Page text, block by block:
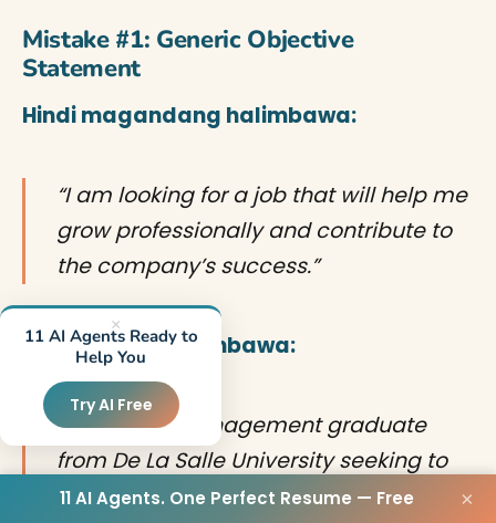
Mistake #1: Generic Objective
Statement
Hindi magandang halimbawa:
“I am looking for a job that will help me
grow professionally and contribute to
the company’s success.”
Magandang halimbawa:
“Recent HR Management graduate
from De La Salle University seeking to
apply data-driven recruitment
×
11 AI Agents Ready to
Help You
Try AI Free
11 AI Agents. One Perfect Resume — Free ×